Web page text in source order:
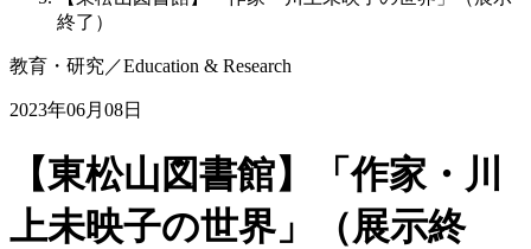
終了）
教育・研究 ／Education & Research
2023年06月08日
【東松山図書館】「作家・川
上未映子の世界」（展示終